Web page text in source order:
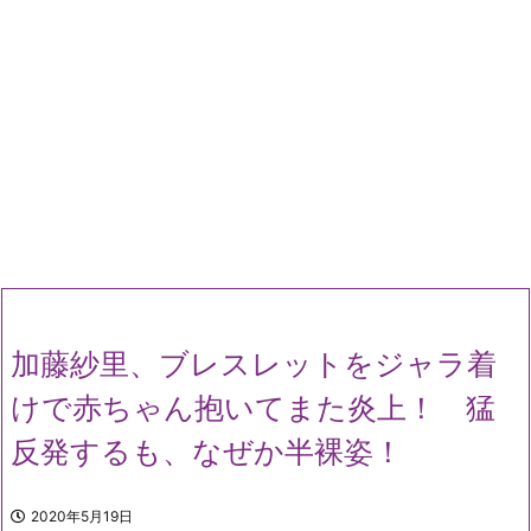
加藤紗里、ブレスレットをジャラ着
けで赤ちゃん抱いてまた炎上！ 猛
反発するも、なぜか半裸姿！
2020年5月19日